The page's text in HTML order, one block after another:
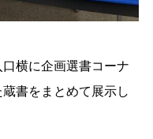
横に企画選書コーナ
書をまとめて展示し